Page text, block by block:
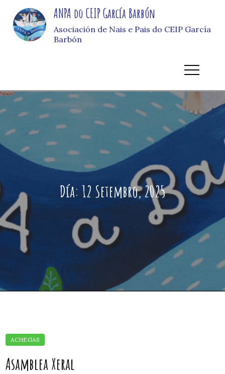
content
ANPA do CEIP García Barbón
Asociación de Nais e Pais do CEIP García
Barbón
Día: 12 Setembro, 2025
Asamblea Xeral